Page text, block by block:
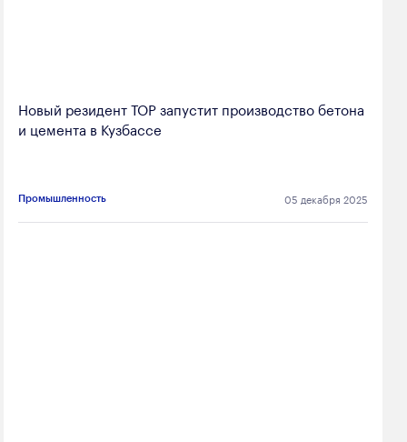
Новый резидент ТОР запустит производство бетона
и цемента в Кузбассе
Промышленность 05 декабря 2025